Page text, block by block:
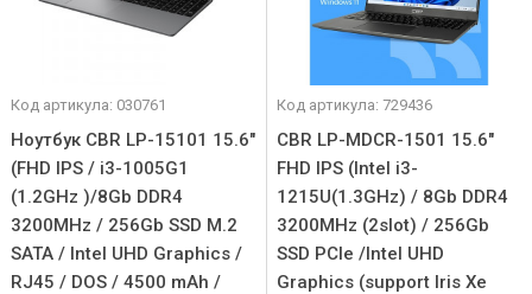
Код артикула: 030761
Ноутбук CBR LP-15101 15.6"
(FHD IPS / i3-1005G1
(1.2GHz )/8Gb DDR4
3200MHz / 256Gb SSD M.2
SATA / Intel UHD Graphics /
RJ45 / DOS / 4500 mAh /
Код артикула: 729436
CBR LP-MDCR-1501 15.6"
FHD IPS (Intel i3-
1215U(1.3GHz) / 8Gb DDR4
3200MHz (2slot) / 256Gb
SSD PCIe /Intel UHD
Graphics (support Iris Xe